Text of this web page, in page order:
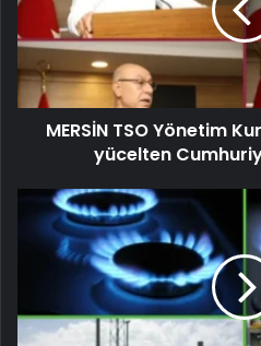
MERSİN TSO Yönetim
yücelten